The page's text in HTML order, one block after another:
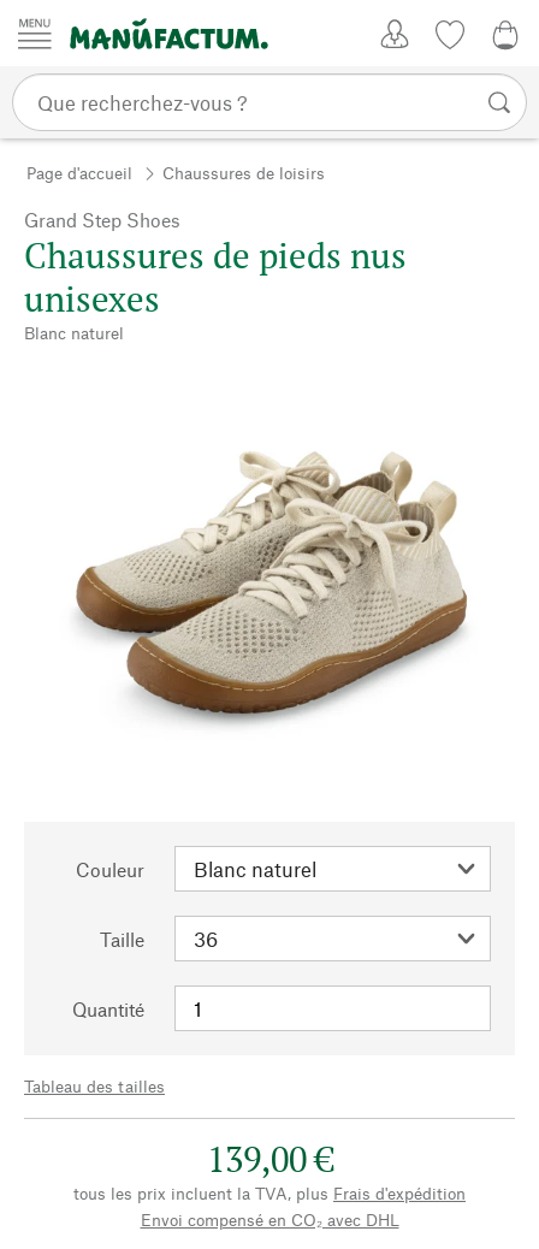
Passer au contenu
Page d'accueil Chaussures de loisirs
Grand Step Shoes
Chaussures de pieds nus
unisexes
Blanc naturel
Couleur
Taille
Quantité
Tableau des tailles
139,00 €
tous les prix incluent la TVA, plus Frais d'expédition
Envoi compensé en CO₂ avec DHL